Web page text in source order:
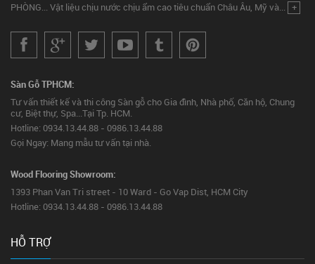
PHÒNG... Vật liệu chịu nước chịu ẩm cao tiêu chuẩn Châu Âu, Mỹ và... +
Sàn Gỗ TPHCM:
Tư vấn thiết kế và thi công Sàn gỗ cho Gia đình, Nhà phố, Căn hộ, Chung
cư, Biệt thự, Spa...Tại Tp. HCM.
Hotline: 0934.13.44.88 - 0986.13.44.88
Gọi Ngay: Mang mẫu tư vấn tại nhà.
Wood Flooring Showroom:
1393 Phan Van Tri street - 10 Ward - Go Vap Dist, HCM City
Hotline: 0934.13.44.88 - 0986.13.44.88
HỖ TRỢ